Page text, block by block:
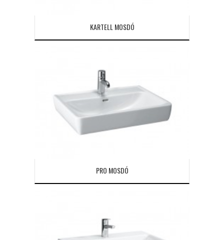
KARTELL MOSDÓ
PRO MOSDÓ